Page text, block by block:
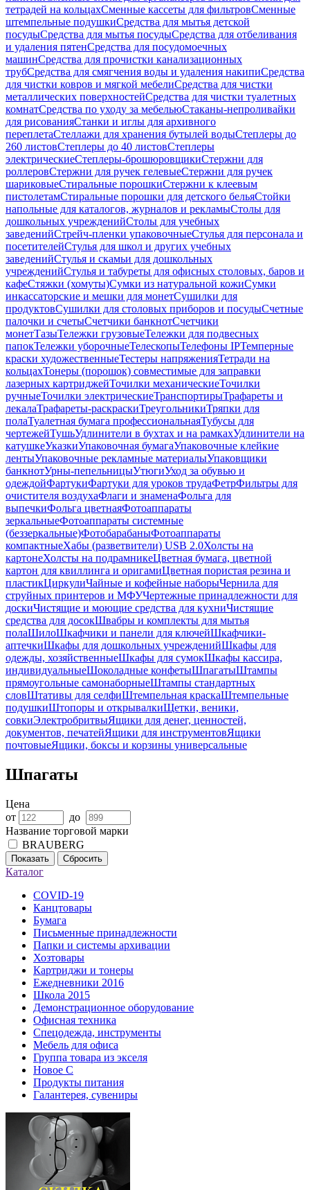
тетрадей на кольцахСменные кассеты для фильтровСменные
штемпельные подушкиСредства для мытья детской
посудыСредства для мытья посудыСредства для отбеливания
и удаления пятенСредства для посудомоечных
машинСредства для прочистки канализационных
трубСредства для смягчения воды и удаления накипиСредства
для чистки ковров и мягкой мебелиСредства для чистки
металлических поверхностейСредства для чистки туалетных
комнатСредства по уходу за мебельюСтаканы-непроливайки
для рисованияСтанки и иглы для архивного
переплетаСтеллажи для хранения бутылей водыСтеплеры до
260 листовСтеплеры до 40 листовСтеплеры
электрическиеСтеплеры-брошюровщикиСтержни для
роллеровСтержни для ручек гелевыеСтержни для ручек
шариковыеСтиральные порошкиСтержни к клеевым
пистолетамСтиральные порошки для детского бельяСтойки
напольные для каталогов, журналов и рекламыСтолы для
дошкольных учрежденийСтолы для учебных
заведенийСтрейч-пленки упаковочныеСтулья для персонала и
посетителейСтулья для школ и других учебных
заведенийСтулья и скамьи для дошкольных
учрежденийСтулья и табуреты для офисных столовых, баров и
кафеСтяжки (хомуты)Сумки из натуральной кожиСумки
инкассаторские и мешки для монетСушилки для
продуктовСушилки для столовых приборов и посудыСчетные
палочки и счетыСчетчики банкнотСчетчики
монетТазыТележки грузовыеТележки для подвесных
папокТележки уборочныеТелескопыТелефоны IPТемперные
краски художественныеТестеры напряженияТетради на
кольцахТонеры (порошок) совместимые для заправки
лазерных картриджейТочилки механическиеТочилки
ручныеТочилки электрическиеТранспортирыТрафареты и
лекалаТрафареты-раскраскиТреугольникиТряпки для
полаТуалетная бумага профессиональнаяТубусы для
чертежейТушьУдлинители в бухтах и на рамкахУдлинители на
катушкеУказкиУпаковочная бумагаУпаковочные клейкие
лентыУпаковочные рекламные материалыУпаковщики
банкнотУрны-пепельницыУтюгиУход за обувью и
одеждойФартукиФартуки для уроков трудаФетрФильтры для
очистителя воздухаФлаги и знаменаФольга для
выпечкиФольга цветнаяФотоаппараты
зеркальныеФотоаппараты системные
(беззеркальные)ФотобарабаныФотоаппараты
компактныеХабы (разветвители) USB 2.0Холсты на
картонеХолсты на подрамникеЦветная бумага, цветной
картон для квиллинга и оригамиЦветная пористая резина и
пластикЦиркулиЧайные и кофейные наборыЧернила для
струйных принтеров и МФУЧертежные принадлежности для
доскиЧистящие и моющие средства для кухниЧистящие
средства для досокШвабры и комплекты для мытья
полаШилоШкафчики и панели для ключейШкафчики-
аптечкиШкафы для дошкольных учрежденийШкафы для
одежды, хозяйственныеШкафы для сумокШкафы кассира,
индивидуальныеШоколадные конфетыШпагатыШтампы
прямоугольные самонаборныеШтампы стандартных
словШтативы для селфиШтемпельная краскаШтемпельные
подушкиШтопоры и открывалкиЩетки, веники,
совкиЭлектробритвыЯщики для денег, ценностей,
документов, печатейЯщики для инструментовЯщики
почтовыеЯщики, боксы и корзины универсальные
Шпагаты
Цена
от
до
Название торговой марки
BRAUBERG
Показать Сбросить
Каталог
COVID-19
Канцтовары
Бумага
Письменные принадлежности
Папки и системы архивации
Хозтовары
Картриджи и тонеры
Ежедневники 2016
Школа 2015
Демонстрационное оборудование
Офисная техника
Спецодежда, инструменты
Мебель для офиса
Группа товара из экселя
Новое С
Продукты питания
Галантерея, сувениры